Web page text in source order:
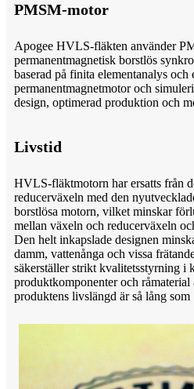
PMSM-motor
Apogee HVLS-fläkten använder
permanentmagnetisk borstlös
baserad på finita elementanalys och
permanentmagnetmotor och
design, optimerad produktion och
Livstid
HVLS-fläktmotorn har ersatts från
reducerväxeln med den
borstlösa motorn, vilket minskar
mellan växeln och reducerväxeln
Den helt inkapslade designen
damm, vattenånga och vissa
säkerställer strikt kvalitetsstyrning i
produktkomponenter och
produktens livslängd är så lång som